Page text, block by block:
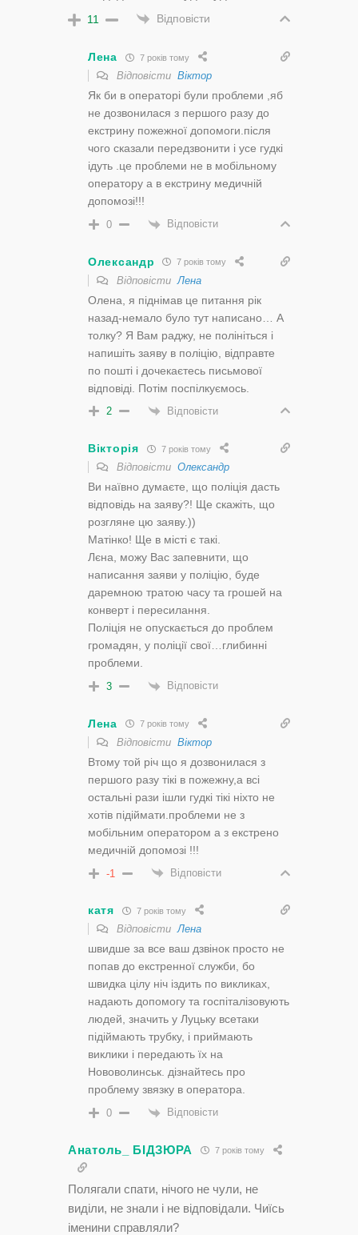
11 Відповісти
Лена 7 років тому
Відповісти Віктор
Як би в операторі були проблеми ,яб
не дозвонилася з першого разу до
екстрину пожежної допомоги.після
чого сказали передзвонити і усе гудкі
ідуть .це проблеми не в мобільному
оператору а в екстрину медичній
допомозі!!!
0 Відповісти
Олександр 7 років тому
Відповісти Лена
Олена, я піднімав це питання рік
назад-немало було тут написано… А
толку? Я Вам раджу, не полініться і
напишіть заяву в поліцію, відправте
по пошті і дочекаєтесь письмової
відповіді. Потім поспілкуємось.
2 Відповісти
Вікторія 7 років тому
Відповісти Олександр
Ви наївно думаєте, що поліція дасть
відповідь на заяву?! Ще скажіть, що
розгляне цю заяву.))
Матінко! Ще в місті є такі.
Лєна, можу Вас запевнити, що
написання заяви у поліцію, буде
даремною тратою часу та грошей на
конверт і пересилання.
Поліція не опускається до проблем
громадян, у поліції свої…глибинні
проблеми.
3 Відповісти
Лена 7 років тому
Відповісти Віктор
Втому той річ що я дозвонилася з
першого разу тікі в пожежну,а всі
остальні рази ішли гудкі тікі ніхто не
хотів підіймати.проблеми не з
мобільним оператором а з екстрено
медичній допомозі !!!
-1 Відповісти
катя 7 років тому
ВідповістиЛена
швидше за все ваш дзвінок просто не
попав до екстренної служби, бо
швидка цілу ніч іздить по викликах,
надають допомогу та госпіталізовують
людей, значить у Луцьку всетаки
підіймають трубку, і приймають
виклики і передають їх на
Нововолинськ. дізнайтесь про
проблему звязку в оператора.
0 Відповісти
Анатоль_ БІДЗЮРА 7 років тому
Полягали спати, нічого не чули, не
виділи, не знали і не відповідали. Чиїсь
іменини справляли?